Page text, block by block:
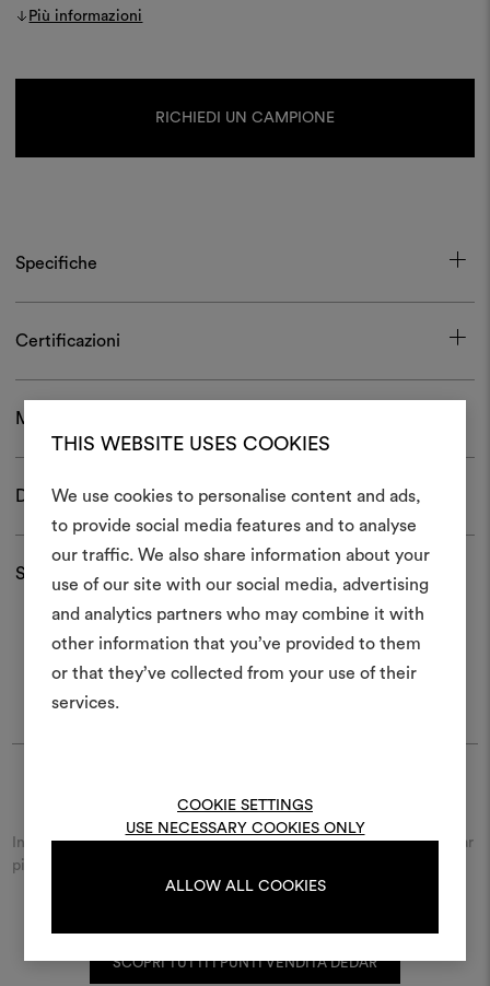
THIS WEBSITE USES COOKIES
We use cookies to personalise content and ads,
to provide social media features and to analyse
our traffic. We also share information about your
use of our site with our social media, advertising
and analytics partners who may combine it with
other information that you’ve provided to them
or that they’ve collected from your use of their
services.
COOKIE SETTINGS
USE NECESSARY COOKIES ONLY
ALLOW ALL COOKIES
Più informazioni
RICHIEDI UN CAMPIONE
Specifiche
Certificazioni
Manutenzione e confezionamento
Download
Spedizioni e resi
Trova Dedar
Inserisci il nome della città o della via e scopri il rivenditore Dedar
più vicino a te.
SCOPRI TUTTI I PUNTI VENDITA DEDAR
Crea
Uno strumento interattivo
e condividere le tue idee,
Per creare o
REGISTRATI